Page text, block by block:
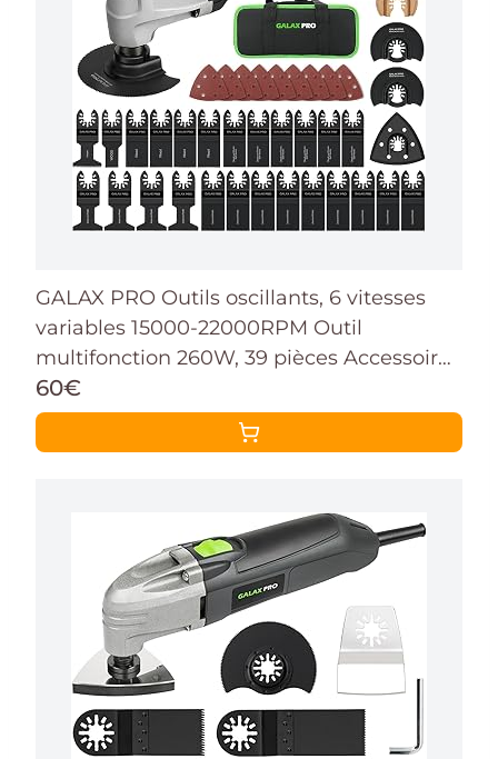
GALAX PRO Outils oscillants, 6 vitesses
variables 15000-22000RPM Outil
multifonction 260W, 39 pièces Accessoires
avec lames multifonctions à fixation
rapide avec sac de transport
60€